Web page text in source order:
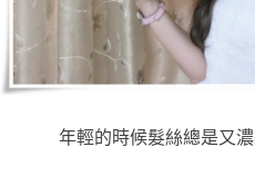
年輕的時候髮絲總是又